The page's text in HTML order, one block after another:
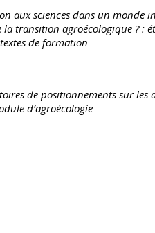
aux sciences dans un monde
transition agroécologique ? :
de formation
de positionnements sur les
d’agroécologie